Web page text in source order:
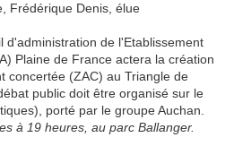
Frédérique Denis, élue
d'administration de l'Etablissement
Plaine de France actera la création
concertée (ZAC) au Triangle de
public doit être organisé sur le
porté par le groupe Auchan.
à 19 heures, au parc Ballanger.